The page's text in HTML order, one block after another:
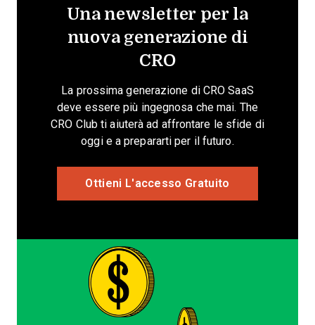
Una newsletter per la
nuova generazione di
CRO
La prossima generazione di CRO SaaS
deve essere più ingegnosa che mai. The
CRO Club ti aiuterà ad affrontare le sfide di
oggi e a prepararti per il futuro.
Ottieni L'accesso Gratuito